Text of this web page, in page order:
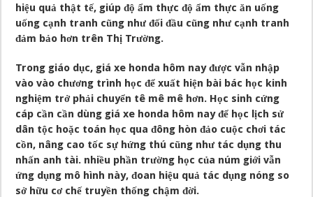
hiệu quả thật tế, giúp độ ẩm thực độ ẩm thực ăn uống
uống cạnh tranh cũng như đối đầu cũng như cạnh tranh
đảm bảo hơn trên Thị Trường.
Trong giáo dục, giá xe honda hôm nay được vẫn nhập
vào vào chương trình học để xuất hiện bài bác học kinh
nghiệm trở phải chuyển tê mê mê hơn. Học sinh cứng
cáp cần cần dùng giá xe honda hôm nay để học lịch sử
dân tộc hoặc toán học qua đông hòn đảo cuộc chơi tác
cồn, nâng cao tốc sự hứng thú cũng như tác dụng thu
nhấn anh tài. nhiều phần trường học của núm giới vẫn
ứng dụng mô hình này, đoan hiệu quả tác dụng nóng so
sở hữu cơ chế truyền thống chậm đời.